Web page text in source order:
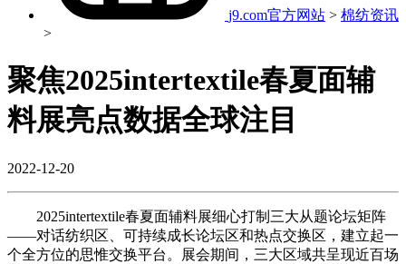
j9.com官方网站 > 棉纺资讯
>
聚焦2025intertextile春夏面辅
料展亮点数据全球注目
2022-12-20
2025intertextile春夏面辅料展细心打制三大从题论坛矩阵
——对话纺织区、可持续成长论坛区和热点交换区，建立起一
个全方位的思惟交换平台。展会期间，三大区域共呈现近百场